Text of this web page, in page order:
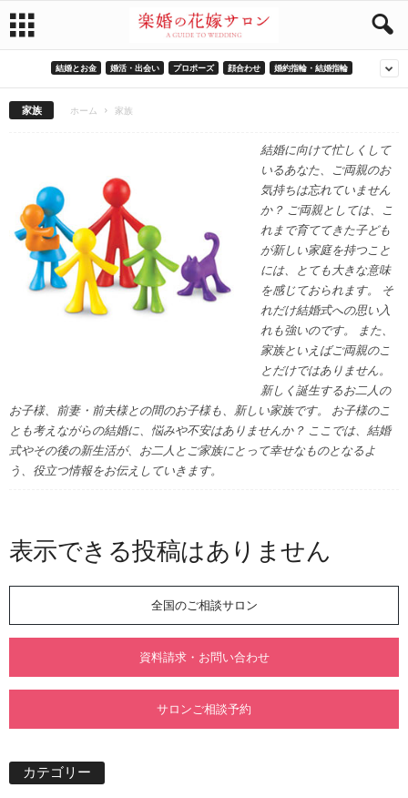
結婚とお金 婚活・出会い プロポーズ 顔合わせ 婚約指輪・結婚指輪
家族 ホーム 家族
結婚に向けて忙しくして
いるあなた、ご両親のお
気持ちは忘れていません
か？ ご両親としては、こ
れまで育ててきた子ども
が新しい家庭を持つこと
には、とても大きな意味
を感じておられます。 そ
れだけ結婚式への思い入
れも強いのです。 また、
家族といえばご両親のこ
とだけではありません。
新しく誕生するお二人の
お子様、前妻・前夫様との間のお子様も、新しい家族です。 お子様のこ
とも考えながらの結婚に、悩みや不安はありませんか？ ここでは、結婚
式やその後の新生活が、お二人とご家族にとって幸せなものとなるよ
う、役立つ情報をお伝えしていきます。
表示できる投稿はありません
全国のご相談サロン
資料請求・お問い合わせ
サロンご相談予約
カテゴリー